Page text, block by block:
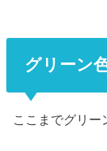
グリーン
ここまでグリー